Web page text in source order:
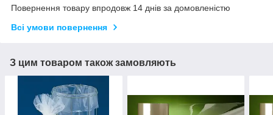
Повернення товару впродовж 14 днів за домовленістю
Всі умови повернення
З цим товаром також замовляють